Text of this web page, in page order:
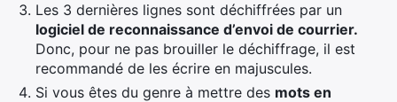
Les 3 dernières lignes sont déchiffrées par un
logiciel de reconnaissance d’envoi de courrier.
Donc, pour ne pas brouiller le déchiffrage, il est
recommandé de les écrire en majuscules.
Si vous êtes du genre à mettre des mots en